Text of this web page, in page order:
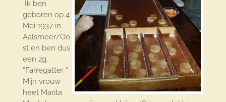
Ik ben
geboren op 4
Mei 1937 in
Aalsmeer/Oo
st en ben dus
een zg.
“Farregatter “
Mijn vrouw
heet Marita